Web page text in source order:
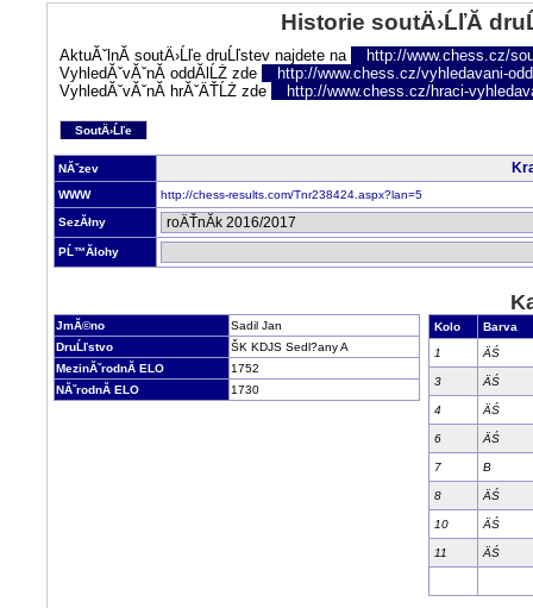
Historie soutÄ›ĹľĂ­
AktuĂˇlnĂ­ soutÄ›Ĺľe druĹľstev najdete na
http://www.chess.cz/
VyhledĂˇvĂˇnĂ­ oddĂ­lĹŻ zde
http://www.chess.cz/vyhledavani-
VyhledĂˇvĂˇnĂ­ hrĂˇÄŤĹŻ zde
http://www.chess.cz/hraci-
SoutÄ›Ĺľe
NĂˇzev
WWW http://chess-results.com/Tnr238424.aspx?lan=5
SezĂłny
PĹ™Ă­lohy
JmĂ©no
Sadil Jan
DruĹľstvo
ŠK KDJS Sedl?any A
MezinĂˇrodnĂ­ ELO
1752
NĂˇrodnĂ­ ELO
1730
Kolo
Barva
1
ÄŚ
3 ÄŚ
4 ÄŚ
6 ÄŚ
7 B
8 ÄŚ
10 ÄŚ
11 ÄŚ